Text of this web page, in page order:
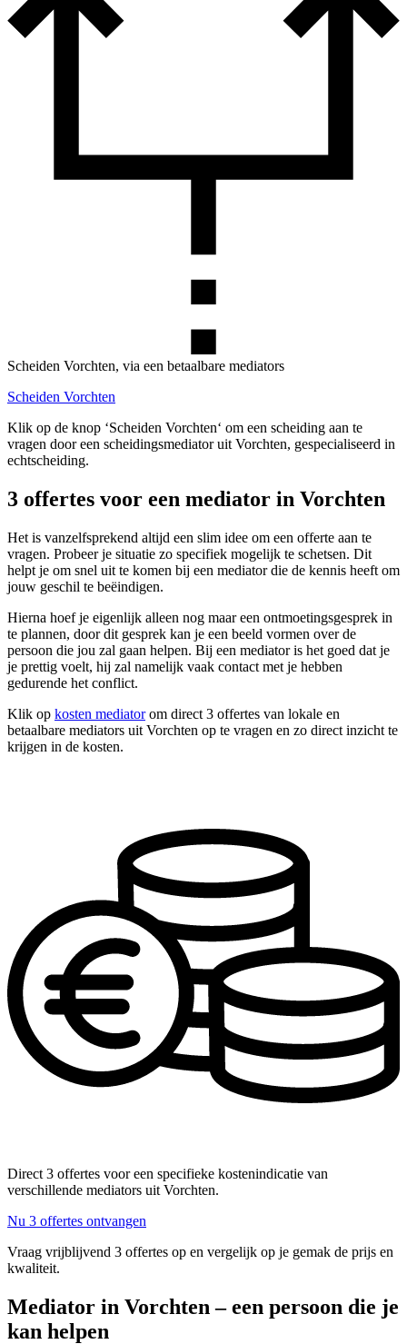
Scheiden Vorchten, via een betaalbare mediators
Scheiden Vorchten
Klik op de knop ‘Scheiden Vorchten‘ om een scheiding aan te
vragen door een scheidingsmediator uit Vorchten, gespecialiseerd in
echtscheiding.
3 offertes voor een mediator in Vorchten
Het is vanzelfsprekend altijd een slim idee om een offerte aan te
vragen. Probeer je situatie zo specifiek mogelijk te schetsen. Dit
helpt je om snel uit te komen bij een mediator die de kennis heeft om
jouw geschil te beëindigen.
Hierna hoef je eigenlijk alleen nog maar een ontmoetingsgesprek in
te plannen, door dit gesprek kan je een beeld vormen over de
persoon die jou zal gaan helpen. Bij een mediator is het goed dat je
je prettig voelt, hij zal namelijk vaak contact met je hebben
gedurende het conflict.
Klik op kosten mediatorom direct 3 offertes van lokale en
betaalbare mediators uit Vorchten op te vragen en zo direct inzicht te
krijgen in de kosten.
Direct 3 offertes voor een specifieke kostenindicatie van
verschillende mediators uit Vorchten.
Nu 3 offertes ontvangen
Vraag vrijblijvend 3 offertes op en vergelijk op je gemak de prijs en
kwaliteit.
Mediator in Vorchten – een persoon die je
kan helpen